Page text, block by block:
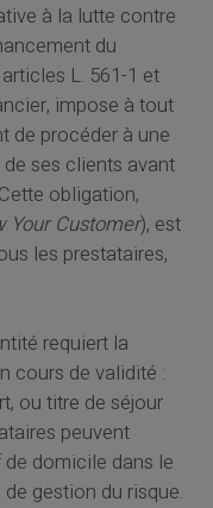
à la lutte contre
du
L. 561-1 et
impose à tout
de procéder à une
ses clients avant
obligation,
Your Customer), est
les prestataires,
requiert la
cours de validité :
ou titre de séjour
peuvent
domicile dans le
gestion du risque.